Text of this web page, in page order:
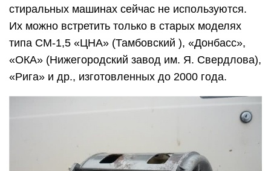
стиральных машинах сейчас не используются.
Их можно встретить только в старых моделях
типа СМ-1,5 «ЦНА» (Тамбовский ), «Донбасс»,
«ОКА» (Нижегородский завод им. Я. Свердлова),
«Рига» и др., изготовленных до 2000 года.